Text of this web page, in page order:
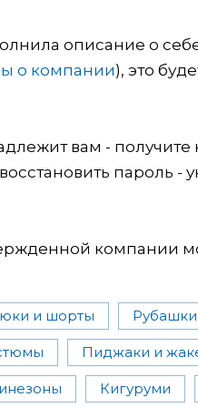
описание о
о компании), это
вам -
пароль -
компании
и шорты Рубашки
Пиджаки и
Кигуруми